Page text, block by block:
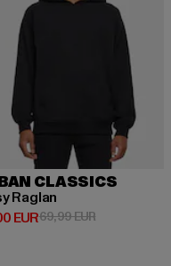
EUR
CLASSICS
Raglan
EUR 28,00 EUR
69,99 EURPrix en